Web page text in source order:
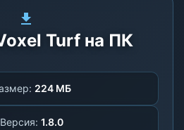
Turf на ПК
224 МБ
Версия: 1.8.0